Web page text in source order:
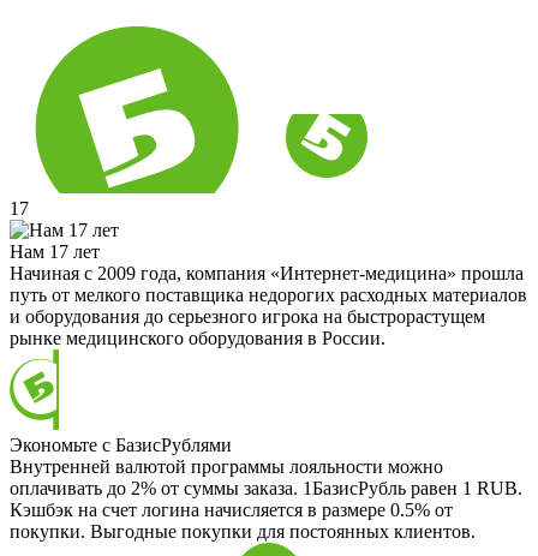
17
Нам 17 лет
Начиная с 2009 года, компания «Интернет-медицина» прошла
путь от мелкого поставщика недорогих расходных материалов
и оборудования до серьезного игрока на быстрорастущем
рынке медицинского оборудования в России.
Экономьте с БазисРублями
Внутренней валютой программы лояльности можно
оплачивать до 2% от суммы заказа. 1БазисРубль равен 1 RUB.
Кэшбэк на счет логина начисляется в размере 0.5% от
покупки. Выгодные покупки для постоянных клиентов.